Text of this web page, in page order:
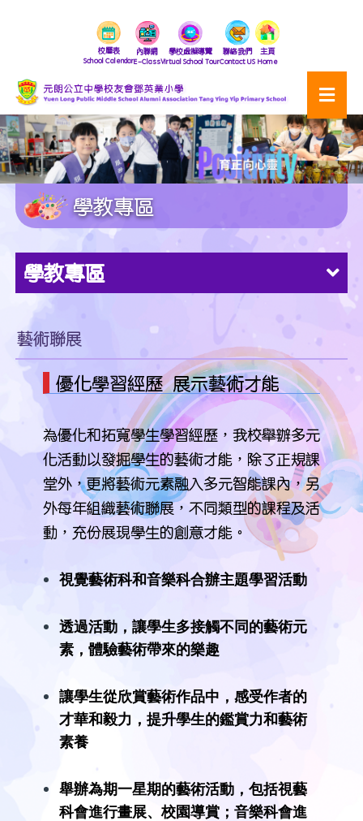
校曆表
School Calendar
內聯網
E-Class
學校虛擬導覽
Virtual School Tour
聯絡我們
Contact US
主頁
Home
學教專區
學教專區
藝術聯展
優化學習經歷 展示藝術才能
為優化和拓寬學生學習經歷，我校舉辦多元
化活動以發掘學生的藝術才能，除了正規課
堂外，更將藝術元素融入多元智能課內，另
外每年組織藝術聯展，不同類型的課程及活
動，充份展現學生的創意才能。
視覺藝術科和音樂科合辦主題學習活動
透過活動，讓學生多接觸不同的藝術元
素，體驗藝術帶來的樂趣
讓學生從欣賞藝術作品中，感受作者的
才華和毅力，提升學生的鑑賞力和藝術
素養
舉辦為期一星期的藝術活動，包括視藝
科會進行畫展、校園導賞；音樂科會進